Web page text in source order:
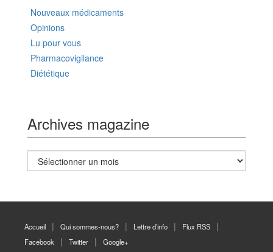
Nouveaux médicaments
Opinions
Lu pour vous
Pharmacovigilance
Diététique
Archives magazine
Archives
magazine
Accueil Qui sommes-nous? Lettre d’info
Flux RSS
Facebook
Twitter Google+